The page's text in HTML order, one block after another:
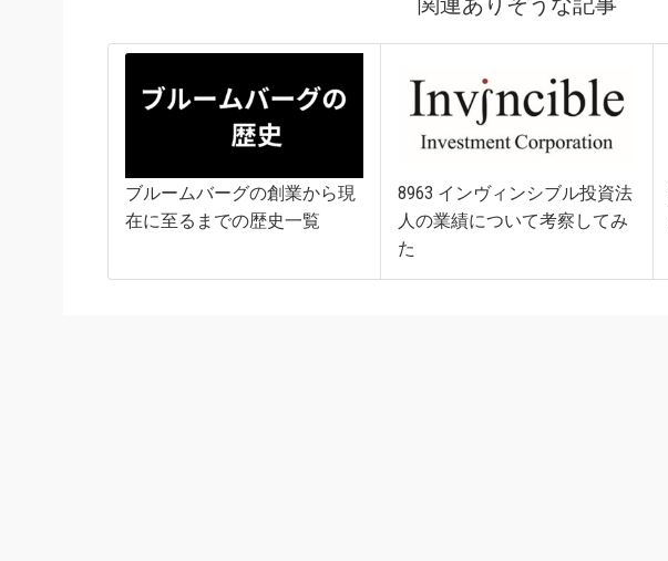
ブルームバーグの創業から現
在に至るまでの歴史一覧
8963 インヴィンシブル投資法
人の業績について考察してみ
た